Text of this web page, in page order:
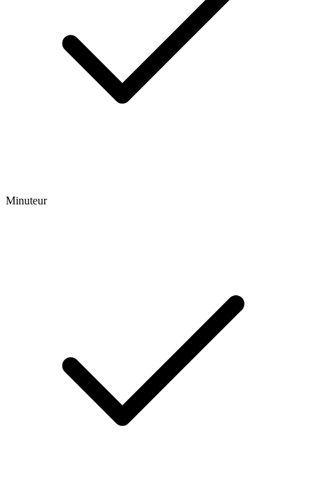
Minuteur